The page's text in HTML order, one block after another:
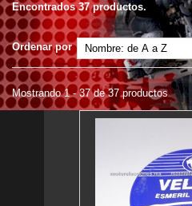
Encontrados 37 productos.
Ordenar por
Mostrando 1 - 37 de 37 productos